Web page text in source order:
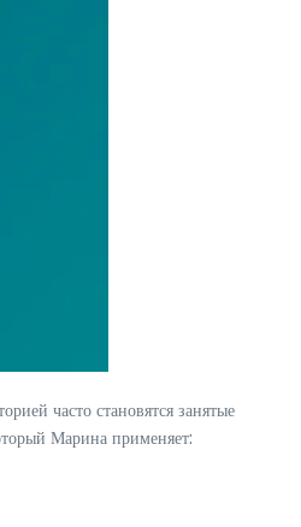
часто становятся занятые
Марина применяет: